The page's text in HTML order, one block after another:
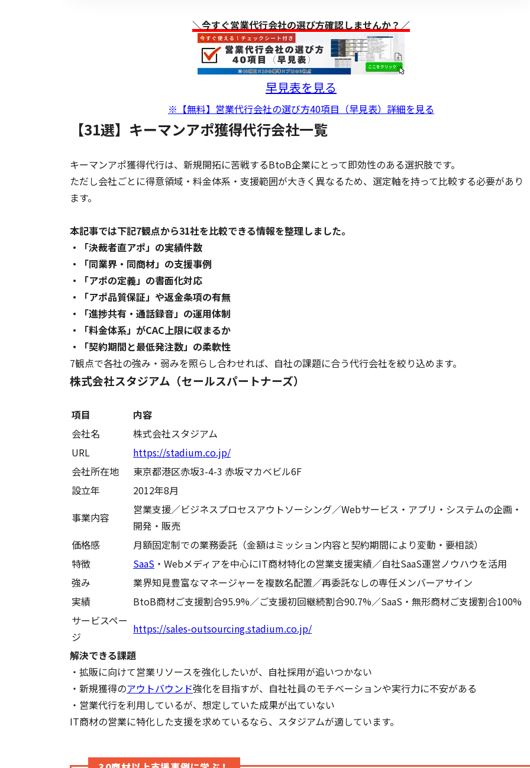
＼今すぐ営業代行会社の選び方確認しませんか？／
早見表を見る
※【無料】営業代行会社の選び方40項目（早見表）詳細を見る
【31選】キーマンアポ獲得代行会社一覧
キーマンアポ獲得代行は、新規開拓に苦戦するBtoB企業にとって即効性のある選択肢です。
ただし会社ごとに得意領域・料金体系・支援範囲が大きく異なるため、選定軸を持って比較する必要があり
ます。
本記事では下記7観点から31社を比較できる情報を整理しました。
・「決裁者直アポ」の実績件数
・「同業界・同商材」の支援事例
・「アポの定義」の書面化対応
・「アポ品質保証」や返金条項の有無
・「進捗共有・通話録音」の運用体制
・「料金体系」がCAC上限に収まるか
・「契約期間と最低発注数」の柔軟性
7観点で各社の強み・弱みを照らし合わせれば、自社の課題に合う代行会社を絞り込めます。
株式会社スタジアム（セールスパートナーズ）
項目
内容
会社名
株式会社スタジアム
URL
https://stadium.co.jp/
会社所在地
東京都港区赤坂3-4-3 赤坂マカベビル6F
設立年
2012年8月
事業内容
営業支援／ビジネスプロセスアウトソーシング／Webサービス・アプリ・システムの企画・
開発・販売
価格感
月額固定制での業務委託（金額はミッション内容と契約期間により変動・要相談）
特徴
SaaS ・Webメディアを中心にIT商材特化の営業支援実績／自社SaaS運営ノウハウを活用
強み
業界知見豊富なマネージャーを複数名配置／再委託なしの専任メンバーアサイン
実績
BtoB商材ご支援割合95.9%／ご支援初回継続割合90.7%／SaaS・無形商材ご支援割合100%
サービスペー
ジ
https://sales-outsourcing.stadium.co.jp/
解決できる課題
・拡販に向けて営業リソースを強化したいが、自社採用が追いつかない
・新規獲得のアウトバウンド強化を目指すが、自社社員のモチベーションや実行力に不安がある
・営業代行を利用しているが、想定していた成果が出ていない
IT商材の営業に特化した支援を求めているなら、スタジアムが適しています。